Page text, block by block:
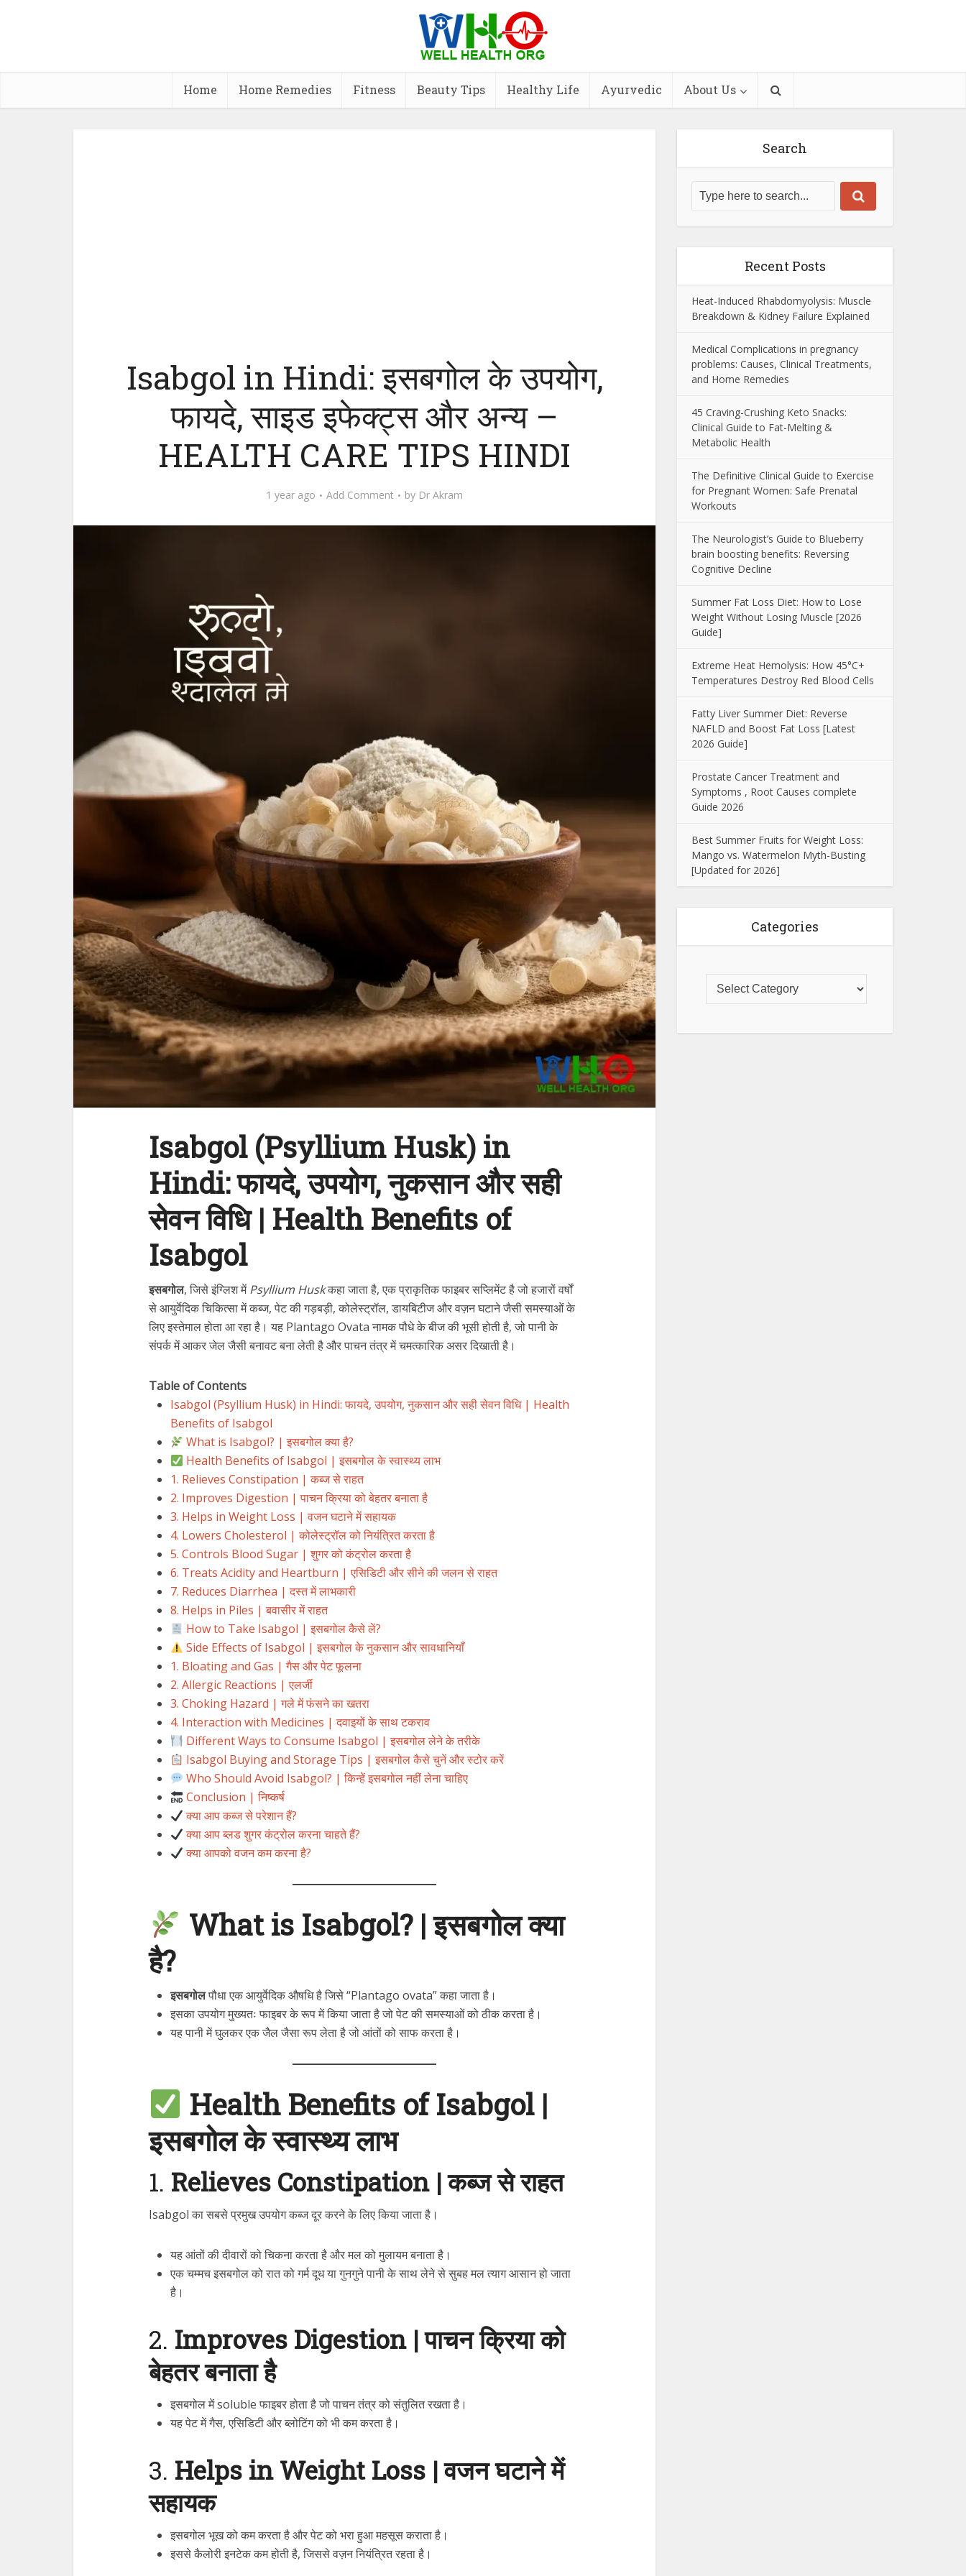
Home Home Remedies Fitness Beauty Tips Healthy Life Ayurvedic About Us
Isabgol in Hindi: इसबगोल के उपयोग,
फायदे, साइड इफेक्ट्स और अन्‍य –
HEALTH CARE TIPS HINDI
1 year ago Add Comment by Dr Akram
Isabgol (Psyllium Husk) in
Hindi: फायदे, उपयोग, नुकसान और सही
सेवन विधि | Health Benefits of
Isabgol
इसबगोल, जिसे इंग्लिश मेंPsyllium Huskकहा जाता है, एक प्राकृतिक फाइबर सप्लिमेंट है जो हजारों वर्षों
से आयुर्वेदिक चिकित्सा में कब्ज, पेट की गड़बड़ी, कोलेस्ट्रॉल, डायबिटीज और वज़न घटाने जैसी समस्याओं के
लिए इस्तेमाल होता आ रहा है। यह Plantago Ovata नामक पौधे के बीज की भूसी होती है, जो पानी के
संपर्क में आकर जेल जैसी बनावट बना लेती है और पाचन तंत्र में चमत्कारिक असर दिखाती है।
Table of Contents
Isabgol (Psyllium Husk) in Hindi: फायदे, उपयोग, नुकसान और सही सेवन विधि | Health
Benefits of Isabgol
What is Isabgol? | इसबगोल क्या है?
Health Benefits of Isabgol | इसबगोल के स्वास्थ्य लाभ
1. Relieves Constipation | कब्ज से राहत
2. Improves Digestion | पाचन क्रिया को बेहतर बनाता है
3. Helps in Weight Loss | वजन घटाने में सहायक
4. Lowers Cholesterol | कोलेस्ट्रॉल को नियंत्रित करता है
5. Controls Blood Sugar | शुगर को कंट्रोल करता है
6. Treats Acidity and Heartburn | एसिडिटी और सीने की जलन से राहत
7. Reduces Diarrhea | दस्त में लाभकारी
8. Helps in Piles | बवासीर में राहत
How to Take Isabgol | इसबगोल कैसे लें?
Side Effects of Isabgol | इसबगोल के नुकसान और सावधानियाँ
1. Bloating and Gas | गैस और पेट फूलना
2. Allergic Reactions | एलर्जी
3. Choking Hazard | गले में फंसने का खतरा
4. Interaction with Medicines | दवाइयों के साथ टकराव
Different Ways to Consume Isabgol | इसबगोल लेने के तरीके
Isabgol Buying and Storage Tips | इसबगोल कैसे चुनें और स्टोर करें
Who Should Avoid Isabgol? | किन्हें इसबगोल नहीं लेना चाहिए
Conclusion | निष्कर्ष
क्या आप कब्ज से परेशान हैं?
क्या आप ब्लड शुगर कंट्रोल करना चाहते हैं?
क्या आपको वजन कम करना है?
What is Isabgol? | इसबगोल क्या
है?
इसबगोलपौधा एक आयुर्वेदिक औषधि है जिसे “Plantago ovata” कहा जाता है।
इसका उपयोग मुख्यतः फाइबर के रूप में किया जाता है जो पेट की समस्याओं को ठीक करता है।
यह पानी में घुलकर एक जैल जैसा रूप लेता है जो आंतों को साफ करता है।
Health Benefits of Isabgol |
इसबगोल के स्वास्थ्य लाभ
1. Relieves Constipation | कब्ज से राहत
Isabgol का सबसे प्रमुख उपयोग कब्ज दूर करने के लिए किया जाता है।
यह आंतों की दीवारों को चिकना करता है और मल को मुलायम बनाता है।
एक चम्मच इसबगोल को रात को गर्म दूध या गुनगुने पानी के साथ लेने से सुबह मल त्याग आसान हो जाता
है।
2. Improves Digestion | पाचन क्रिया को
बेहतर बनाता है
इसबगोल में soluble फाइबर होता है जो पाचन तंत्र को संतुलित रखता है।
यह पेट में गैस, एसिडिटी और ब्लोटिंग को भी कम करता है।
3. Helps in Weight Loss | वजन घटाने में
सहायक
इसबगोल भूख को कम करता है और पेट को भरा हुआ महसूस कराता है।
इससे कैलोरी इनटेक कम होती है, जिससे वज़न नियंत्रित रहता है।
Search
Recent Posts
Heat-Induced Rhabdomyolysis: Muscle
Breakdown & Kidney Failure Explained
Medical Complications in pregnancy
problems: Causes, Clinical Treatments,
and Home Remedies
45 Craving-Crushing Keto Snacks:
Clinical Guide to Fat-Melting &
Metabolic Health
The Definitive Clinical Guide to Exercise
for Pregnant Women: Safe Prenatal
Workouts
The Neurologist’s Guide to Blueberry
brain boosting benefits: Reversing
Cognitive Decline
Summer Fat Loss Diet: How to Lose
Weight Without Losing Muscle [2026
Guide]
Extreme Heat Hemolysis: How 45°C+
Temperatures Destroy Red Blood Cells
Fatty Liver Summer Diet: Reverse
NAFLD and Boost Fat Loss [Latest
2026 Guide]
Prostate Cancer Treatment and
Symptoms , Root Causes complete
Guide 2026
Best Summer Fruits for Weight Loss:
Mango vs. Watermelon Myth-Busting
[Updated for 2026]
Categories